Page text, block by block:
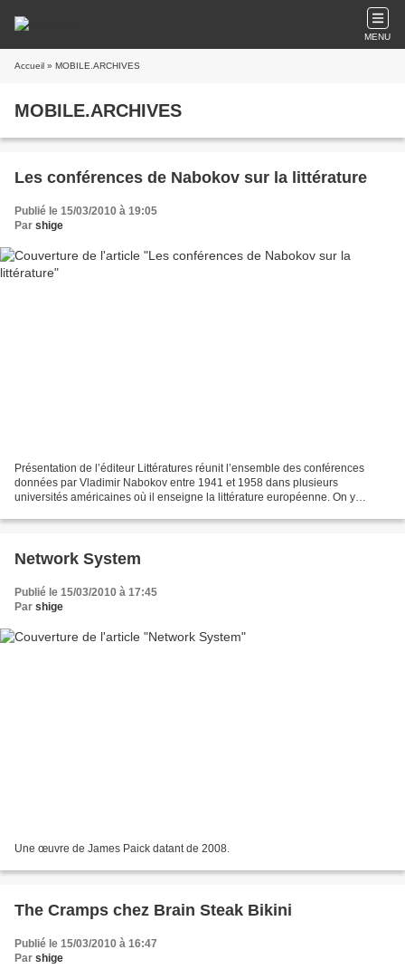
MENU
Accueil » MOBILE.ARCHIVES
MOBILE.ARCHIVES
Les conférences de Nabokov sur la littérature
Publié le 15/03/2010 à 19:05
Par shige
Présentation de l’éditeur Littératures réunit l’ensemble des conférences
données par Vladimir Nabokov entre 1941 et 1958 dans plusieurs
universités américaines où il enseigne la littérature européenne. On y
Network System
Publié le 15/03/2010 à 17:45
Par shige
Une œuvre de James Paick datant de 2008.
The Cramps chez Brain Steak Bikini
Publié le 15/03/2010 à 16:47
Par shige